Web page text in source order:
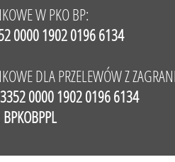
W PKO BP:
0000 1902 0196 6134
DLA PRZELEWÓW Z
0000 1902 0196 6134
BPKOBPPL